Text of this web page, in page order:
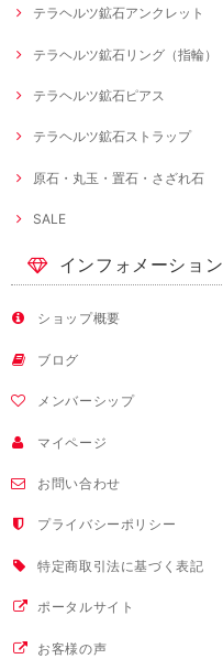
テラヘルツ鉱石アンクレット
テラヘルツ鉱石リング（指輪）
テラヘルツ鉱石ピアス
テラヘルツ鉱石ストラップ
原石・丸玉・置石・さざれ石
SALE
インフォメーション
ショップ概要
ブログ
メンバーシップ
マイページ
お問い合わせ
プライバシーポリシー
特定商取引法に基づく表記
ポータルサイト
お客様の声